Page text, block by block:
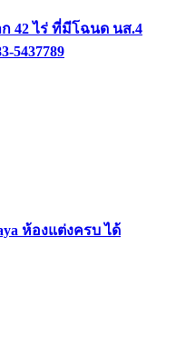
42 ไร่ ที่มีโฉนด นส.4
5437789
ห้องแต่งครบ ได้